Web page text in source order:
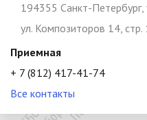
194355 Cанкт-
ул. Композиторов 14, стр.
Приемная
+ 7 (812) 417-41-74
Все контакты